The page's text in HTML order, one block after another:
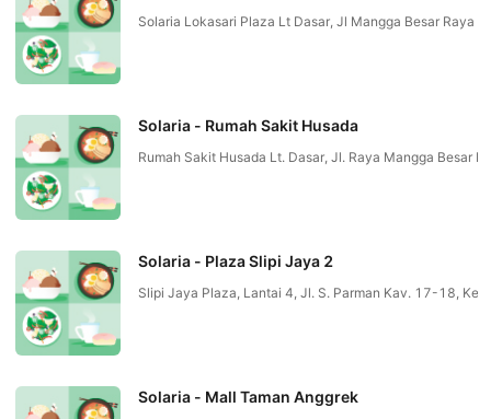
Solaria Lokasari Plaza Lt Dasar, Jl Mangga Besar Raya
Solaria - Rumah Sakit Husada
Rumah Sakit Husada Lt. Dasar, Jl. Raya Mangga Besar
Solaria - Plaza Slipi Jaya 2
Slipi Jaya Plaza, Lantai 4, Jl. S. Parman Kav. 17-18,
Solaria - Mall Taman Anggrek